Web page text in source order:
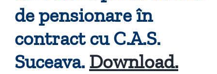
de pensionare în
contract cu C.A.S.
Suceava. Download.